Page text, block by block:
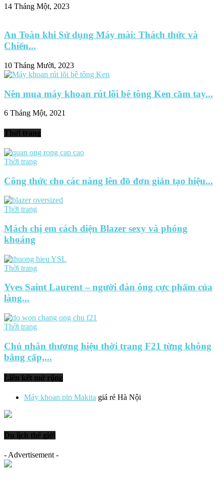
14 Tháng Một, 2023
An Toàn khi Sử dụng Máy mài: Thách thức và
Chiến...
10 Tháng Mười, 2023
Nên mua máy khoan rút lõi bê tông Ken cầm tay...
6 Tháng Một, 2021
Thời trang
Thời trang
Công thức cho các nàng lên đồ đơn giản tạo hiệu...
Thời trang
Mách chị em cách diện Blazer sexy và phóng
khoáng
Thời trang
Yves Saint Laurent – người đàn ông cực phẩm của
làng...
Thời trang
Chủ nhân thương hiệu thời trang F21 từng không
bằng cấp,...
Liên kết mở rộng
Máy khoan pin Makita giá rẻ Hà Nội
Du lịch thế giới
- Advertisement -